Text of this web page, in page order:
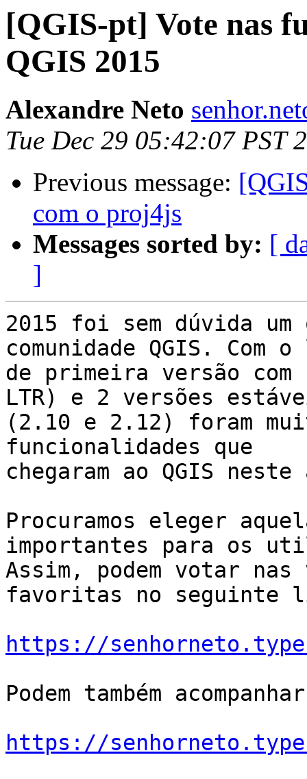
[QGIS-pt] Vote nas
QGIS 2015
Alexandre Neto
Tue Dec 29 05:42:07 PST
Previous message:
com o proj4js
Messages sorted by: [
]
2015 foi sem dúvida
comunidade QGIS. Com
de primeira versão
LTR) e 2 versões
(2.10 e 2.12) foram
funcionalidades que
chegaram ao QGIS neste
Procuramos eleger
importantes para os
Assim, podem votar
favoritas no seguinte
https://
Podem também
https://